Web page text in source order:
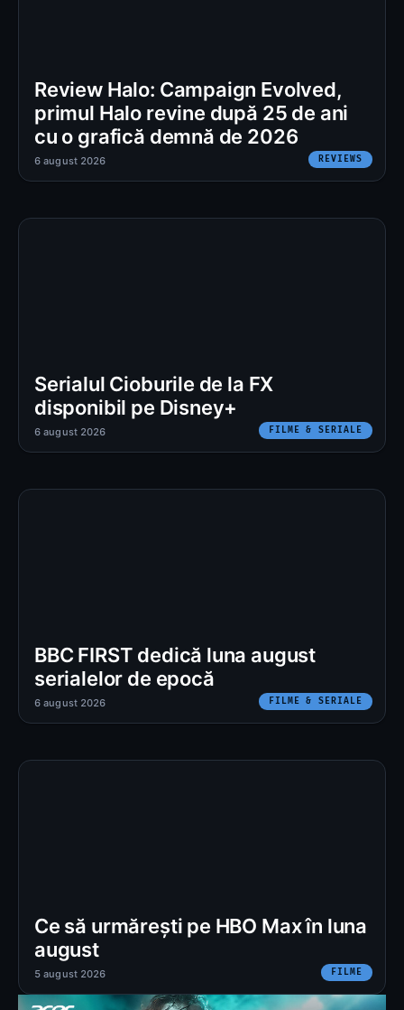
Review Halo: Campaign Evolved,
primul Halo revine după 25 de ani
cu o grafică demnă de 2026
REVIEWS
6 august 2026
Serialul Cioburile de la FX
disponibil pe Disney+
FILME & SERIALE
6 august 2026
BBC FIRST dedică luna august
serialelor de epocă
FILME & SERIALE
6 august 2026
Ce să urmărești pe HBO Max în luna
august
FILME
5 august 2026